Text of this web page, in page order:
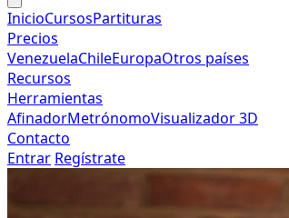
InicioCursosPartituras
Precios
VenezuelaChileEuropaOtros países
Recursos
Herramientas
AfinadorMetrónomoVisualizador 3D
Contacto
Entrar Regístrate